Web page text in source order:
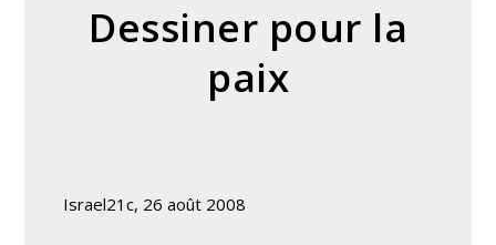
Dessiner pour la
paix
Israel21c, 26 août 2008